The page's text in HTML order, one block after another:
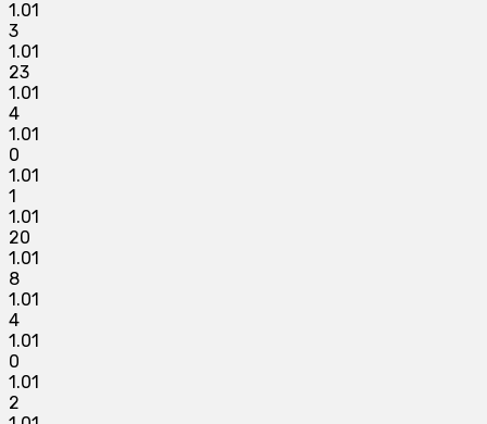
1.01
3
1.01
23
1.01
4
1.01
0
1.01
1
1.01
20
1.01
8
1.01
4
1.01
0
1.01
2